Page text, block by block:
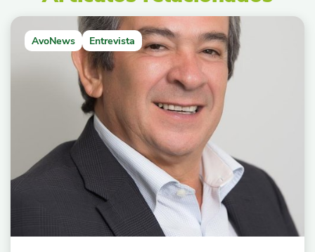
AvoNews Entrevista